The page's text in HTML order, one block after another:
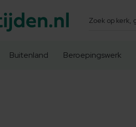
Zoeken
Buitenland Beroepingswerk